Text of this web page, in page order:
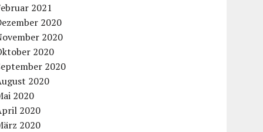
2021
2020
2020
2020
2020
2020
2020
2020
2020